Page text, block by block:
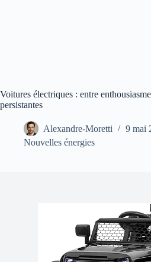
Voitures électriques : entre
persistantes
Alexandre-Moretti
9 mai
Nouvelles énergies